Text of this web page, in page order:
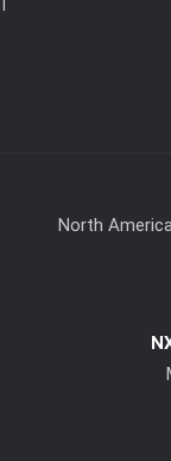
North